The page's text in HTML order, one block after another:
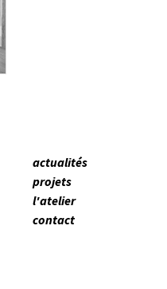
actualités
projets
l'atelier
contact